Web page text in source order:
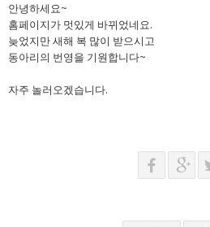
안녕하세요~
홈페이지가 멋있게 바뀌었네요.
늦었지만 새해 복 많이 받으시고
동아리의 번영을 기원합니다~
자주 놀러오겠습니다.